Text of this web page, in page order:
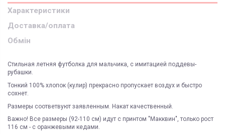
Характеристики
Доставка/оплата
Обмін
Стильная летняя футболка для мальчика, с имитацией поддевы-
рубашки.
Тонкий 100% хлопок (кулир) прекрасно пропускает воздух и быстро
сохнет.
Размеры соответвуют заявленным. Накат качественный.
Важно! Все размеры (92-110 см) идут с принтом "Макквин", только рост
116 см - с оранжевыми кедами.